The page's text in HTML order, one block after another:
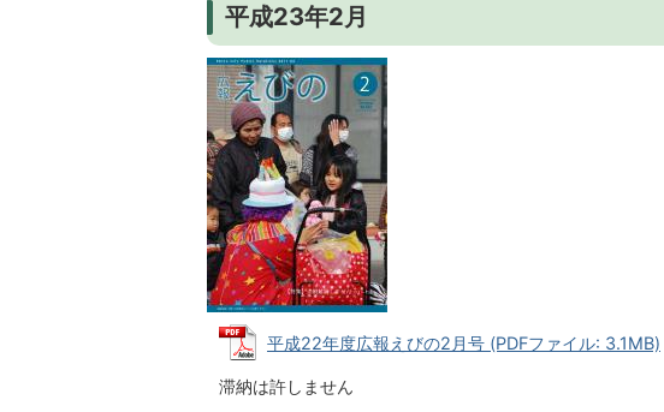
平成23年2月
平成22年度広報えびの2月号 (PDFファイル: 3.1MB)
滞納は許しません